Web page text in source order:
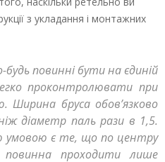
з укладання і монтажних
повинні бути на єдиній
проконтролювати при
Ширина бруса обов’язково
діаметр паль рази в 1,5.
умовою є те, що по центру
повинна проходити лише